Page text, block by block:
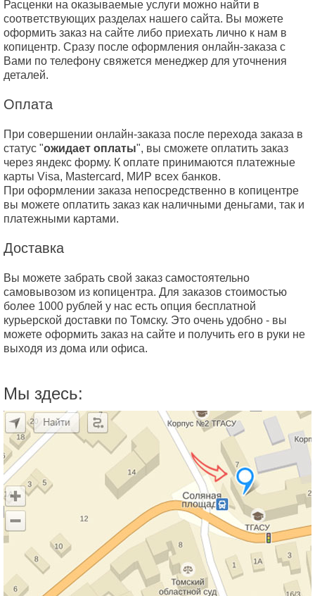
Расценки на оказываемые услуги можно найти в
соответствующих разделах нашего сайта. Вы можете
оформить заказ на сайте либо приехать лично к нам в
копицентр. Сразу после оформления онлайн-заказа с
Вами по телефону свяжется менеджер для уточнения
деталей.
Оплата
При совершении онлайн-заказа после перехода заказа в
статус "ожидает оплаты", вы сможете оплатить заказ
через яндекс форму. К оплате принимаются платежные
карты Visa, Mastercard, МИР всех банков.
При оформлении заказа непосредственно в копицентре
вы можете оплатить заказ как наличными деньгами, так и
платежными картами.
Доставка
Вы можете забрать свой заказ самостоятельно
самовывозом из копицентра. Для заказов стоимостью
более 1000 рублей у нас есть опция бесплатной
курьерской доставки по Томску. Это очень удобно - вы
можете оформить заказ на сайте и получить его в руки не
выходя из дома или офиса.
Мы здесь: